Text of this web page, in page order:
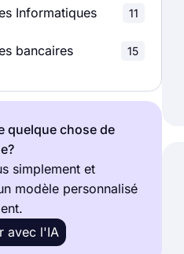
Informatiques 11
bancaires 15
quelque chose de
simplement et
modèle personnalisé
avec l'IA